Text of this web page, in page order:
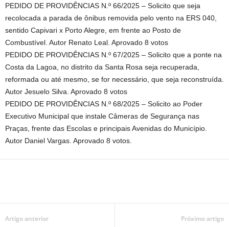
PEDIDO DE PROVIDÊNCIAS N.º 66/2025 – Solicito que seja
recolocada a parada de ônibus removida pelo vento na ERS 040,
sentido Capivari x Porto Alegre, em frente ao Posto de
Combustível. Autor Renato Leal. Aprovado 8 votos
PEDIDO DE PROVIDÊNCIAS N.º 67/2025 – Solicito que a ponte na
Costa da Lagoa, no distrito da Santa Rosa seja recuperada,
reformada ou até mesmo, se for necessário, que seja reconstruída.
Autor Jesuelo Silva. Aprovado 8 votos​
PEDIDO DE PROVIDÊNCIAS N.º 68/2025 – Solicito ao Poder
Executivo Municipal que instale Câmeras de Segurança nas
Praças, frente das Escolas e principais Avenidas do Município.
Autor Daniel Vargas. Aprovado 8 votos.
Artigo anterior Próximo artigo